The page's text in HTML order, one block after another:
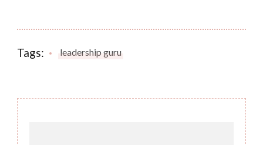
Tags: leadership guru